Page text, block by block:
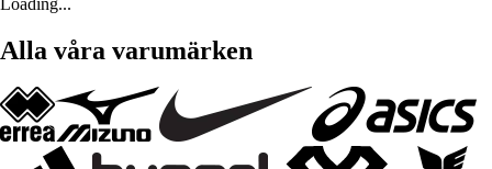
Alla våra varumärken